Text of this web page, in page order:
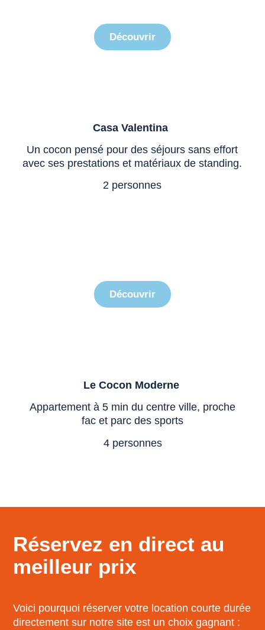
Découvrir
Casa Valentina
Un cocon pensé pour des séjours sans effort
avec ses prestations et matériaux de standing.
2 personnes
Découvrir
Le Cocon Moderne
Appartement à 5 min du centre ville, proche
fac et parc des sports
4 personnes
Réservez en direct au
meilleur prix
Voici pourquoi réserver votre location courte durée
directement sur notre site est un choix gagnant :